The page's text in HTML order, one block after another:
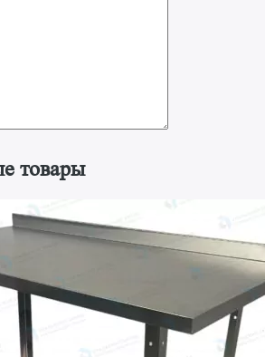
товары